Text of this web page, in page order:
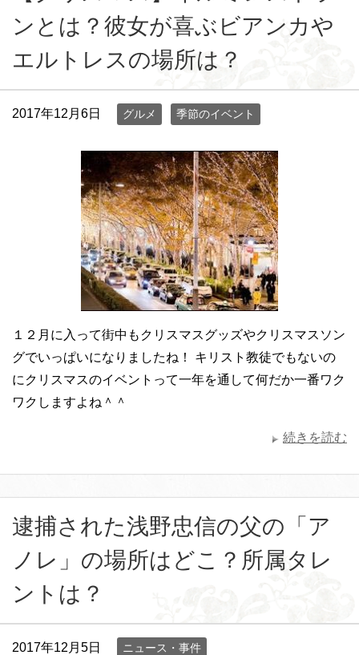
ンとは？彼女が喜ぶビアンカや
エルトレスの場所は？
2017年12月6日 グルメ 季節のイベント
１２月に入って街中もクリスマスグッズやクリスマスソン
グでいっぱいになりましたね！ キリスト教徒でもないの
にクリスマスのイベントって一年を通して何だか一番ワク
ワクしますよね＾＾
続きを読む
逮捕された浅野忠信の父の「ア
ノレ」の場所はどこ？所属タレ
ントは？
2017年12月5日 ニュース・事件